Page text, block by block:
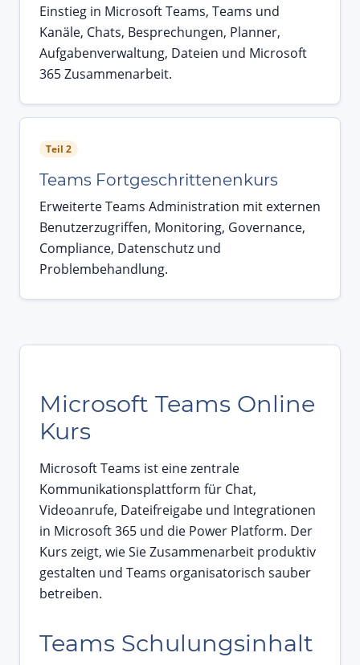
Einstieg in Microsoft Teams, Teams und
Kanäle, Chats, Besprechungen, Planner,
Aufgabenverwaltung, Dateien und Microsoft
365 Zusammenarbeit.
Teil 2
Teams Fortgeschrittenenkurs
Erweiterte Teams Administration mit externen
Benutzerzugriffen, Monitoring, Governance,
Compliance, Datenschutz und
Problembehandlung.
Microsoft Teams Online
Kurs
Microsoft Teams ist eine zentrale
Kommunikationsplattform für Chat,
Videoanrufe, Dateifreigabe und Integrationen
in Microsoft 365 und die Power Platform. Der
Kurs zeigt, wie Sie Zusammenarbeit produktiv
gestalten und Teams organisatorisch sauber
betreiben.
Teams Schulungsinhalt